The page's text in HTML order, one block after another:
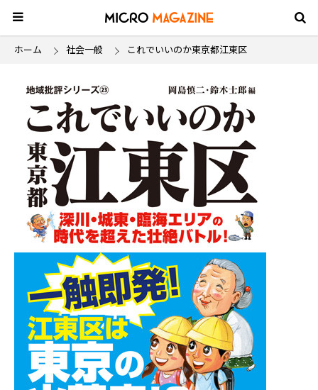
ホーム 社会一般 これでいいのか東京都江東区